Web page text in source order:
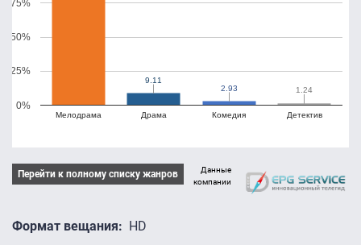
Мелодрама Драма Комедия Детектив
0%
25%
50%
75%
9.11
9.11
2.93
2.93 1.24
1.24
Перейти к полному списку жанров
Данные
компании
Формат вещания HD